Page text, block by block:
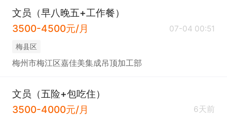
文员（早八晚五+工作餐）
3500-4500元/月
07-04 00:51
梅县区
梅州市梅江区嘉佳美集成吊顶加工部
文员（五险+包吃住）
3500-4000元/月
6天前